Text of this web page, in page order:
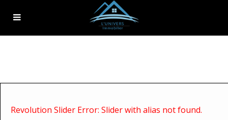
Revolution Slider Error: Slider with alias not found.